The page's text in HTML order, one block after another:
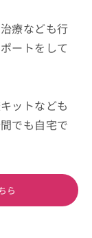
療なども行
ートをして
ットなども
でも自宅で
ら